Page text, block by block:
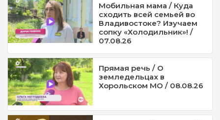
Мобильная мама / Куда
сходить всей семьей во
Владивостоке? Изучаем
сопку «Холодильник»! /
07.08.26
Прямая речь / О
земледельцах в
Хорольском МО / 08.08.26